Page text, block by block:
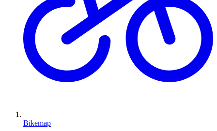
Bikemap